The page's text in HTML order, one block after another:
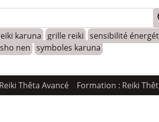
karuna grille reiki sensibilité
nen symboles karuna
Thêta Avancé Formation : Reiki